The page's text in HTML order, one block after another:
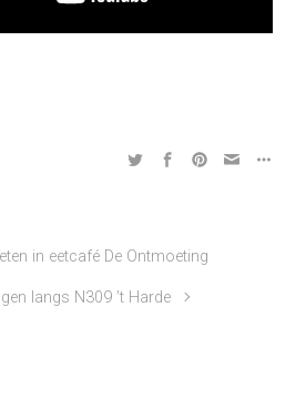
in eetcafé De Ontmoeting
langs N309 ’t Harde